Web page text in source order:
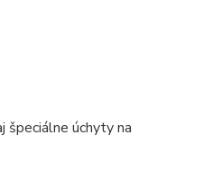
špeciálne úchyty na